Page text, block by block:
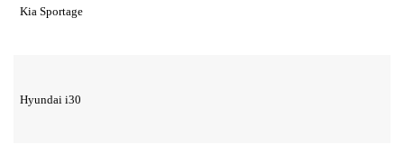
Kia Sportage
Hyundai i30